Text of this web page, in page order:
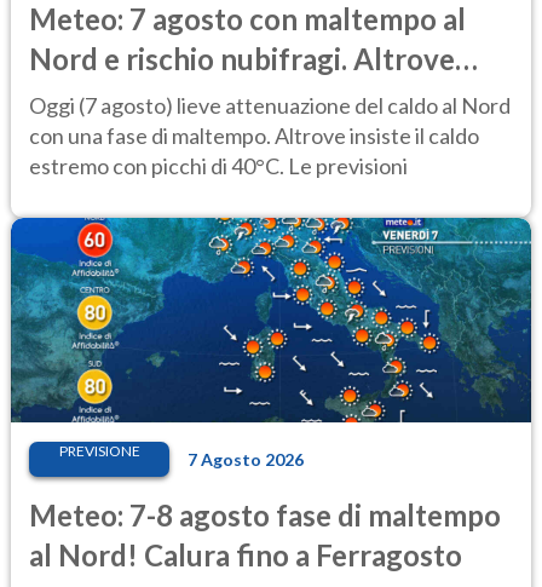
Meteo: 7 agosto con maltempo al
Nord e rischio nubifragi. Altrove
caldo estremo
Oggi (7 agosto) lieve attenuazione del caldo al Nord
con una fase di maltempo. Altrove insiste il caldo
estremo con picchi di 40°C. Le previsioni
PREVISIONE 7 Agosto 2026
Meteo: 7-8 agosto fase di maltempo
al Nord! Calura fino a Ferragosto